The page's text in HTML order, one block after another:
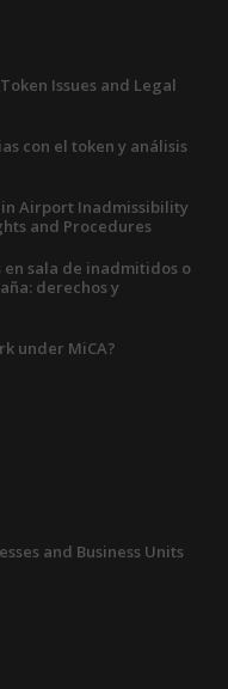
Issues and Legal
con el token y análisis
Airport Inadmissibility
and Procedures
sala de inadmitidos o
derechos y
under MiCA?
and Business Units